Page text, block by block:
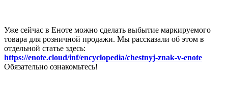
Уже сейчас в Еноте можно сделать выбытие маркируемого
товара для розничной продажи. Мы рассказали об этом в
отдельной статье здесь:
https://enote.cloud/inf/encyclopedia/chestnyj-znak-v-enote
Обязательно ознакомьтесь!